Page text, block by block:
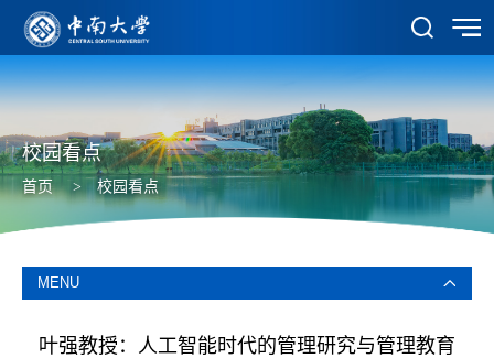
校园看点
首页> 校园看点
MENU
叶强教授：人工智能时代的管理研究与管理教育